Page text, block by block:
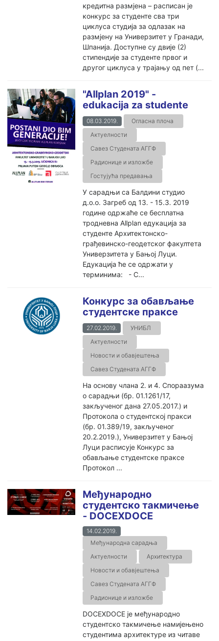
кредитна размјена – расписан је
конкурс за студенте сва три
циклуса студија за одлазак на
размјену на Универзитет у Гранади,
Шпанија. Доступне су двије (2)
стипендије за студенте првог и
другог циклуса у трајању од пет (...
"Allplan 2019" -
edukacija za studente
08.03.2019.
Огласна плоча
Актуелности
Савез Студената АГГФ
Радионице и изложбе
Гостујућа предавања
У сарадњи са Балдини студио
д.о.о. Загреб од 13. - 15.3. 2019
године одржаће се бесплатна
тродневна Allplan едукација за
студенте Архитектонско-
грађевинско-геодетског факултета
Универзитета у Бањој Луци.
Едукација ће се одржати у
терминима: - С...
Конкурс за обављање
студентске праксе
27.02.2019.
УНИБЛ
Актуелности
Новости и обавјештења
Савез Студената АГГФ
На основу члана 2. и 4. Спораазума
о сарадњи (бр. 01.1261/17,
закљученог дана 27.05.2017.) и
Протокола о студентској пракси
(бр. 01.389/19, закљученог
20.2.2019.), Универзитет у Бањој
Луци расписује Конкурс за
обављање студентске праксе
Протокол ...
Међународно
студентско такмичење
- DOCEXDOCE
14.02.2019.
Међународна сарадња
Актуелности
Архитектура
Новости и обавјештења
Савез Студената АГГФ
Радионице и изложбе
DOCEXDOCE је међународно
студентско такмичење намијењено
студентима архитектуре из читаве